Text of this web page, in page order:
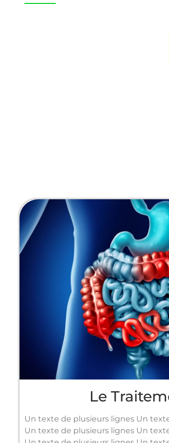
Le
Un texte de plusieurs lignes Un
Un texte de plusieurs lignes Un